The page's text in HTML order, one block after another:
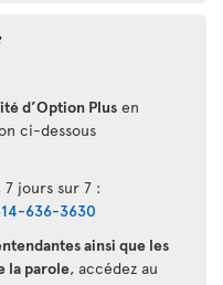
d’Option Plus en
ci-dessous
jours sur 7 :
636-3630
ainsi que les
la parole, accédez au